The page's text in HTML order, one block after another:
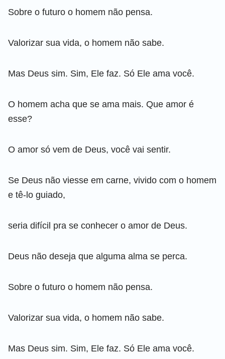
Sobre o futuro o homem não pensa.
Valorizar sua vida, o homem não sabe.
Mas Deus sim. Sim, Ele faz. Só Ele ama você.
O homem acha que se ama mais. Que amor é
esse?
O amor só vem de Deus, você vai sentir.
Se Deus não viesse em carne, vivido com o homem
e tê-lo guiado,
seria difícil pra se conhecer o amor de Deus.
Deus não deseja que alguma alma se perca.
Sobre o futuro o homem não pensa.
Valorizar sua vida, o homem não sabe.
Mas Deus sim. Sim, Ele faz. Só Ele ama você.